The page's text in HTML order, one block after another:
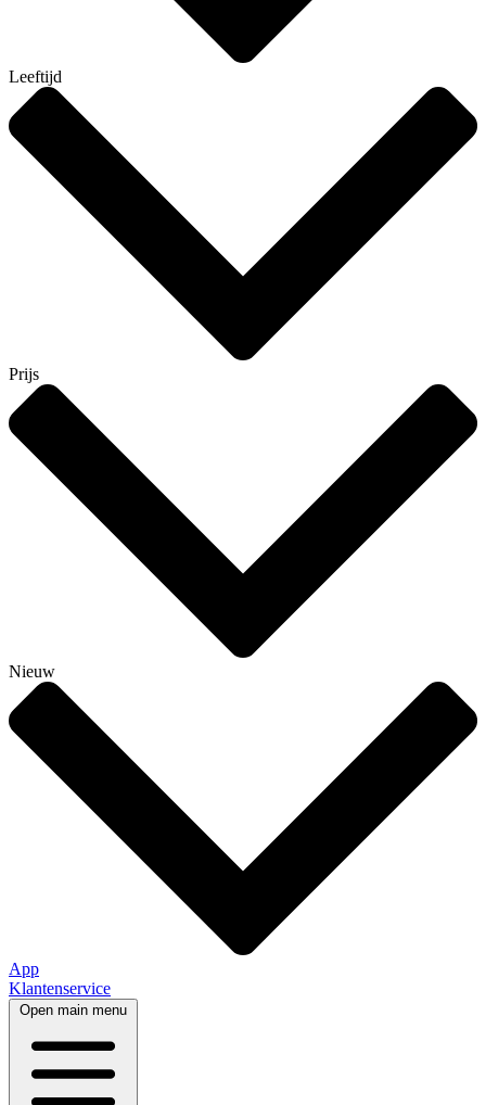
Leeftijd
Prijs
Nieuw
App
Klantenservice
Open main menu